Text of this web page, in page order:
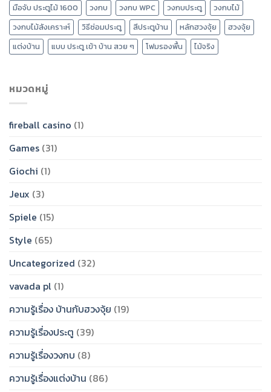
มือจับ ประตูไม้ 1600 วงกบ วงกบ WPC วงกบประตู
วงกบไม้
วงกบไม้สังเคราะห์
วิธีซ่อมประตู สีประตูบ้าน หลักฮวงจุ้ย
ฮวงจุ้ย
แต่งบ้าน
แบบ ประตู เข้า บ้าน สวย ๆ โฟมรองพื้น ไม้จริง
หมวดหมู่
fireball casino (1)
Games (31)
Giochi (1)
Jeux (3)
Spiele (15)
Style (65)
Uncategorized (32)
vavada pl (1)
ความรู้เรื่อง บ้านกับฮวงจุ้ย (19)
ความรู้เรื่องประตู (39)
ความรู้เรื่องวงกบ (8)
ความรู้เรื่องแต่งบ้าน (86)